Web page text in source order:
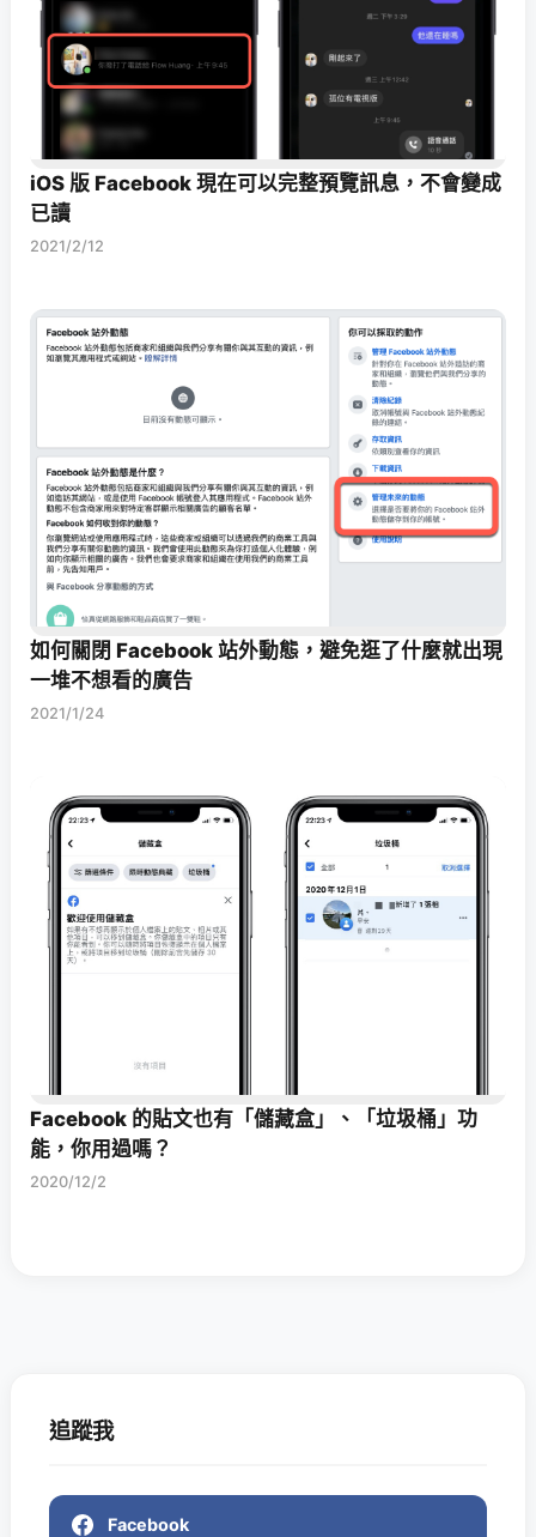
iOS 版 Facebook 現在可以完整預覽訊息，不會變成
已讀
2021/2/12
如何關閉 Facebook 站外動態，避免逛了什麼就出現
一堆不想看的廣告
2021/1/24
Facebook 的貼文也有「儲藏盒」、「垃圾桶」功
能，你用過嗎？
2020/12/2
追蹤我
Facebook